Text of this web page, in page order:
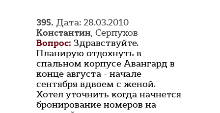
395. Дата: 28.03.2010
Константин, Серпухов
Вопрос: Здравствуйте.
Планирую отдохнуть в
спальном корпусе Авангард в
конце августа - начале
сентября вдвоем с женой.
Хотел уточнить когда начнется
бронирование номеров на